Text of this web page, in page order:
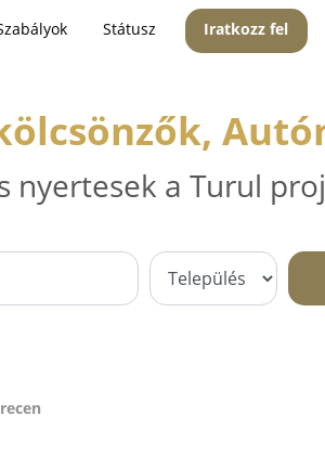
Státusz Iratkozz fel
nyertesek a Turul